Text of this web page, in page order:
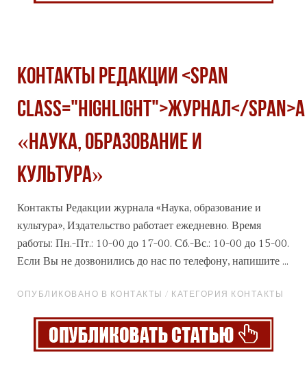
Контакты Редакции <span
class="highlight">журнал</span>а
«Наука, образование и
культура»
Контакты Редакции журнала «Наука, образование и
культура», Издательство работает ежедневно. Время
работы: Пн.-Пт.: 10-00 до 17-00. Сб.-Вс.: 10-00 до 15-00.
Если Вы не дозвонились до нас по телефону, напишите ...
ОПУБЛИКОВАНО В КОНТАКТЫ / КАТЕГОРИЯ КОНТАКТЫ